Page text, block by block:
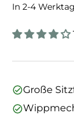
In 2-4
Große